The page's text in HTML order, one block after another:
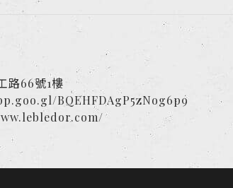
路66號1樓
BQEHFDAgP5zNog6p9